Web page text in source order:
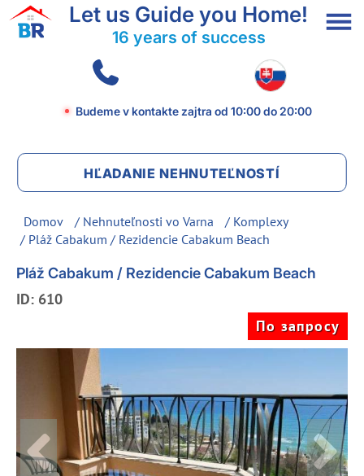
Let us Guide you Home!
16 years of success
Budeme v kontakte zajtra od 10:00 do 20:00
HĽADANIE NEHNUTEĽNOSTÍ
Domov / Nehnuteľnosti vo Varna / Komplexy
/ Pláž Cabakum / Rezidencie Cabakum Beach
Pláž Cabakum / Rezidencie Cabakum Beach
ID: 610
По запросу